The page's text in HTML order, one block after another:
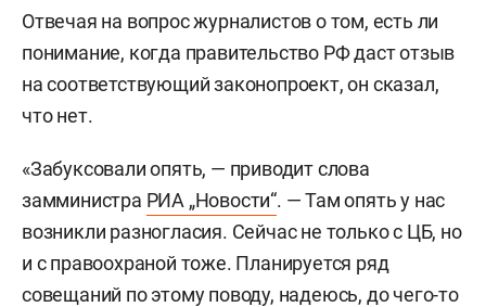
Отвечая на вопрос журналистов о том, есть ли
понимание, когда правительство РФ даст отзыв
на соответствующий законопроект, он сказал,
что нет.
«Забуксовали опять, — приводит слова
замминистра РИА „Новости“. — Там опять у нас
возникли разногласия. Сейчас не только с ЦБ, но
и с правоохраной тоже. Планируется ряд
совещаний по этому поводу, надеюсь, до чего-то